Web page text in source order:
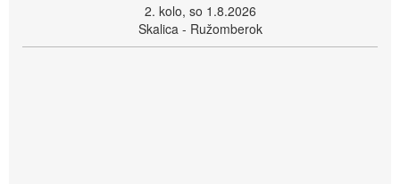
2. kolo, so 1.8.2026
Skalica - Ružomberok